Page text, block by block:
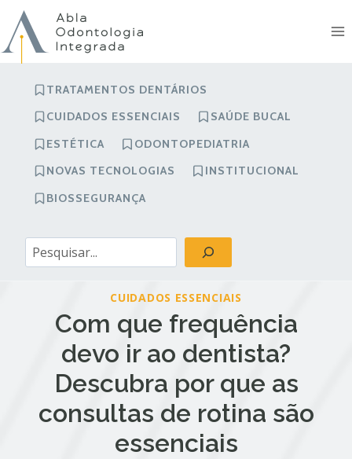
Pular
para
Conteúdo
TRATAMENTOS DENTÁRIOS
CUIDADOS ESSENCIAIS
SAÚDE BUCAL
ESTÉTICA
ODONTOPEDIATRIA
NOVAS TECNOLOGIAS
INSTITUCIONAL
BIOSSEGURANÇA
Pesquisar
CUIDADOS ESSENCIAIS
Com que frequência
devo ir ao dentista?
Descubra por que as
consultas de rotina são
essenciais